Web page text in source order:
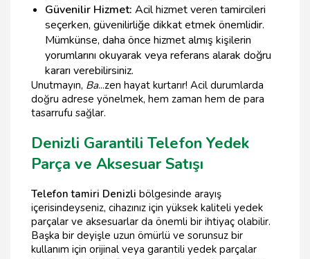
Güvenilir Hizmet: Acil hizmet veren tamircileri
seçerken, güvenilirliğe dikkat etmek önemlidir.
Mümkünse, daha önce hizmet almış kişilerin
yorumlarını okuyarak veya referans alarak doğru
kararı verebilirsiniz.
Unutmayın, Ba...zen hayat kurtarır! Acil durumlarda
doğru adrese yönelmek, hem zaman hem de para
tasarrufu sağlar.
Denizli Garantili Telefon Yedek
Parça ve Aksesuar Satışı
Telefon tamiri Denizli bölgesinde arayış
içerisindeyseniz, cihazınız için yüksek kaliteli yedek
parçalar ve aksesuarlar da önemli bir ihtiyaç olabilir.
Başka bir deyişle uzun ömürlü ve sorunsuz bir
kullanım için orijinal veya garantili yedek parçalar